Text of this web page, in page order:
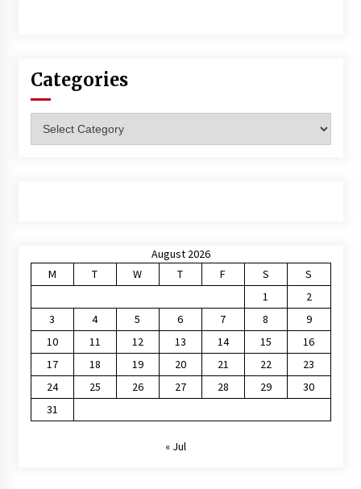
Categories
August 2026
M
T W T F S
S
1
2
3
4 5 6 7 8
9
10
11 12 13 14 15
16
17
18 19 20 21 22
23
24
25 26 27 28 29
30
31
« Jul